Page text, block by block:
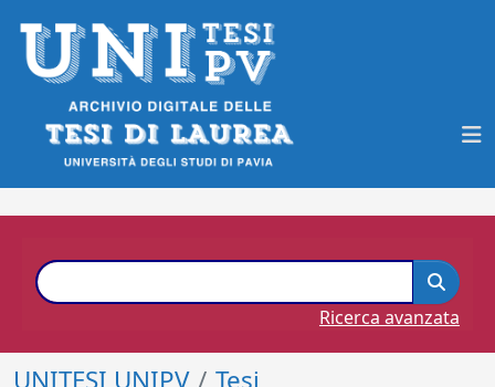
Ricerca avanzata
UNITESI UNIPV
Tesi